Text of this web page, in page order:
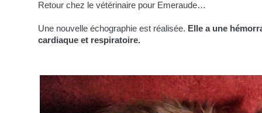
Retour chez le vétérinaire pour Emeraude…
Une nouvelle échographie est réalisée. Elle a une
cardiaque et respiratoire.